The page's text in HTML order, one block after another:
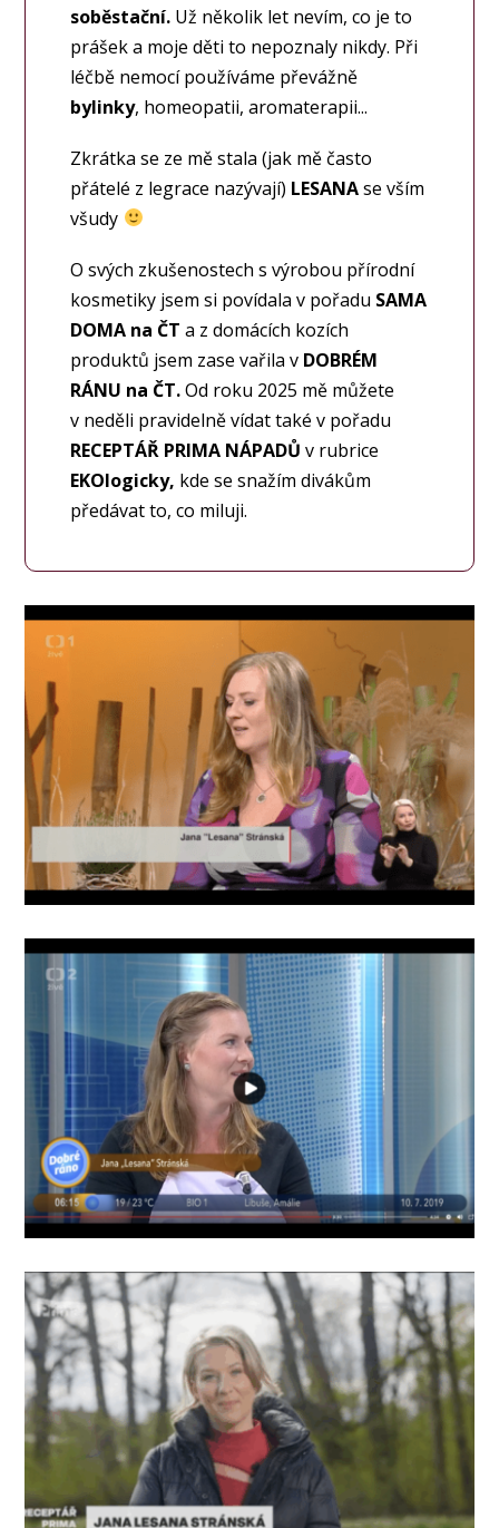
soběstační. Už několik let nevím, co je to
prášek a moje děti to nepoznaly nikdy. Při
léčbě nemocí používáme převážně
bylinky, homeopatii, aromaterapii...
Zkrátka se ze mě stala (jak mě často
přátelé z legrace nazývají) LESANAse vším
všudy
O svých zkušenostech s výrobou přírodní
kosmetiky jsem si povídala v pořadu SAMA
DOMA na ČT a z domácích kozích
produktů jsem zase vařila v DOBRÉM
RÁNU na ČT.Od roku 2025 mě můžete
v neděli pravidelně vídat také v pořadu
RECEPTÁŘ PRIMA NÁPADŮ v rubrice
EKOlogicky, kde se snažím divákům
předávat to, co miluji.